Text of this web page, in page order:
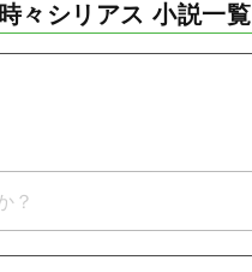
々シリアス 小説一覧